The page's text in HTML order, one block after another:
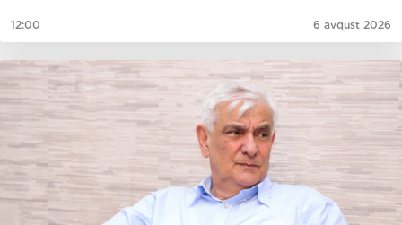
12:00 6 avqust 2026